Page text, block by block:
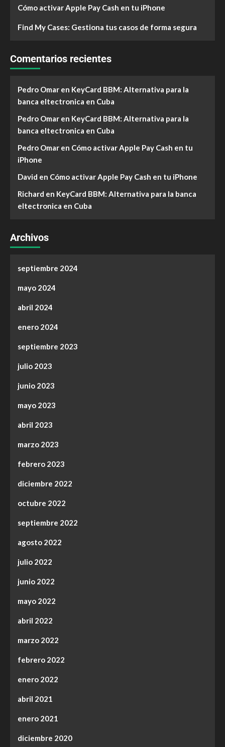
Cómo activar Apple Pay Cash en tu iPhone
Find My Cases: Gestiona tus casos de forma segura
Comentarios recientes
Pedro Omar en KeyCard BBM: Alternativa para la
banca eltectronica en Cuba
Pedro Omar en KeyCard BBM: Alternativa para la
banca eltectronica en Cuba
Pedro Omar en Cómo activar Apple Pay Cash en tu
iPhone
David en Cómo activar Apple Pay Cash en tu iPhone
Richard en KeyCard BBM: Alternativa para la banca
eltectronica en Cuba
Archivos
septiembre 2024
mayo 2024
abril 2024
enero 2024
septiembre 2023
julio 2023
junio 2023
mayo 2023
abril 2023
marzo 2023
febrero 2023
diciembre 2022
octubre 2022
septiembre 2022
agosto 2022
julio 2022
junio 2022
mayo 2022
abril 2022
marzo 2022
febrero 2022
enero 2022
abril 2021
enero 2021
diciembre 2020